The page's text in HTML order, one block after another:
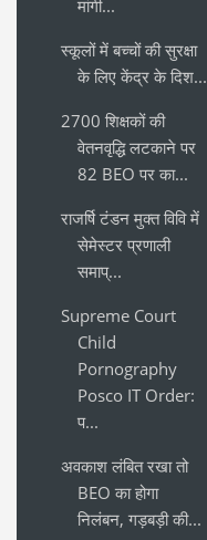
मांगी...
स्कूलों में बच्चों की सुरक्षा
के लिए केंद्र के दिश...
2700 शिक्षकों की
वेतनवृद्धि लटकाने पर
82 BEO पर का...
राजर्षि टंडन मुक्त विवि में
सेमेस्टर प्रणाली
समाप्...
Supreme Court
Child
Pornography
Posco IT Order:
प...
अवकाश लंबित रखा तो
BEO का होगा
निलंबन, गड़बड़ी की...